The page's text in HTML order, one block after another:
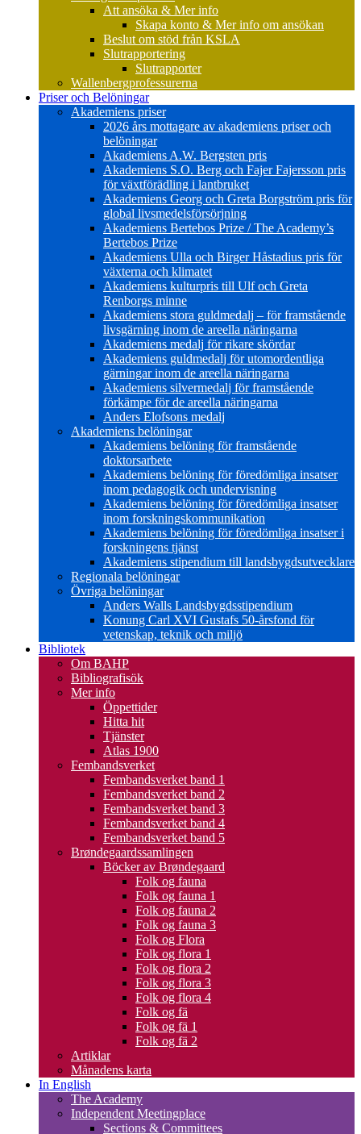
Att ansöka & Mer info
Skapa konto & Mer info om ansökan
Beslut om stöd från KSLA
Slutrapportering
Slutrapporter
Wallenbergprofessurerna
Priser och Belöningar
Akademiens priser
2026 års mottagare av akademiens priser och
belöningar
Akademiens A.W. Bergsten pris
Akademiens S.O. Berg och Fajer Fajersson pris
för växtförädling i lantbruket
Akademiens Georg och Greta Borgström pris för
global livsmedelsförsörjning
Akademiens Bertebos Prize / The Academy’s
Bertebos Prize
Akademiens Ulla och Birger Håstadius pris för
växterna och klimatet
Akademiens kulturpris till Ulf och Greta
Renborgs minne
Akademiens stora guldmedalj – för framstående
livsgärning inom de areella näringarna
Akademiens medalj för rikare skördar
Akademiens guldmedalj för utomordentliga
gärningar inom de areella näringarna
Akademiens silvermedalj för framstående
förkämpe för de areella näringarna
Anders Elofsons medalj
Akademiens belöningar
Akademiens belöning för framstående
doktorsarbete
Akademiens belöning för föredömliga insatser
inom pedagogik och undervisning
Akademiens belöning för föredömliga insatser
inom forskningskommunikation
Akademiens belöning för föredömliga insatser i
forskningens tjänst
Akademiens stipendium till landsbygdsutvecklare
Regionala belöningar
Övriga belöningar
Anders Walls Landsbygdsstipendium
Konung Carl XVI Gustafs 50-årsfond för
vetenskap, teknik och miljö
Bibliotek
Om BAHP
Bibliografisök
Mer info
Öppettider
Hitta hit
Tjänster
Atlas 1900
Fembandsverket
Fembandsverket band 1
Fembandsverket band 2
Fembandsverket band 3
Fembandsverket band 4
Fembandsverket band 5
Brøndegaardssamlingen
Böcker av Brøndegaard
Folk og fauna
Folk og fauna 1
Folk og fauna 2
Folk og fauna 3
Folk og Flora
Folk og flora 1
Folk og flora 2
Folk og flora 3
Folk og flora 4
Folk og fä
Folk og fä 1
Folk og fä 2
Artiklar
Månadens karta
In English
The Academy
Independent Meetingplace
Sections & Committees